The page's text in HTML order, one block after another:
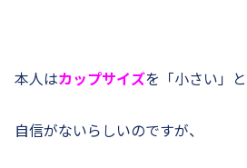
本人はカップサイズを「小さい」と
自信がないらしいのですが、